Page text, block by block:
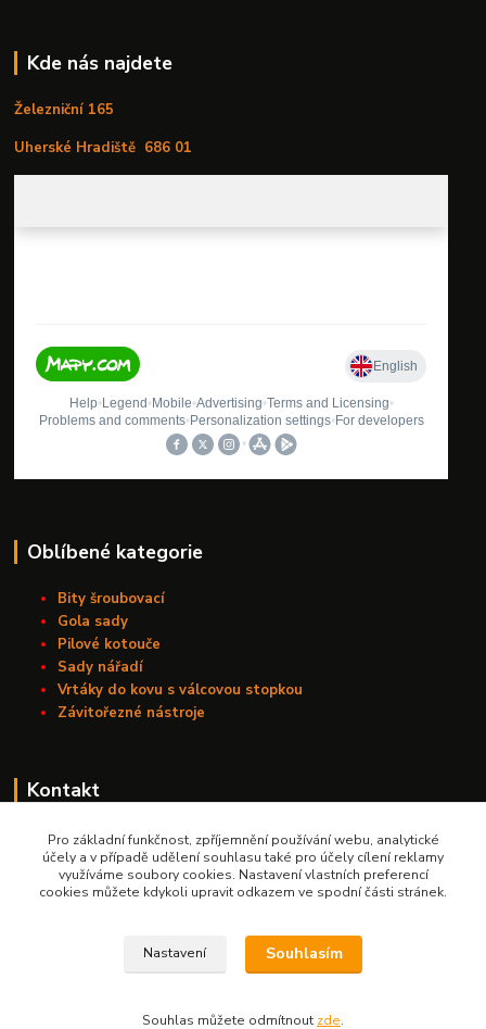
Kde nás najdete
Železniční 165
Uherské Hradiště 686 01
Oblíbené kategorie
Bity šroubovací
Gola sady
Pilové kotouče
Sady nářadí
Vrtáky do kovu s válcovou stopkou
Závitořezné nástroje
Kontakt
Nářadí Kučera
+420 603 209 791
Pro základní funkčnost, zpříjemnění používání webu, analytické
účely a v případě udělení souhlasu také pro účely cílení reklamy
využíváme soubory cookies. Nastavení vlastních preferencí
cookies můžete kdykoli upravit odkazem ve spodní části stránek.
Nastavení Souhlasím
Souhlas můžete odmítnout zde.